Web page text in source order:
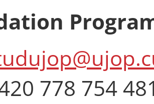
778 754